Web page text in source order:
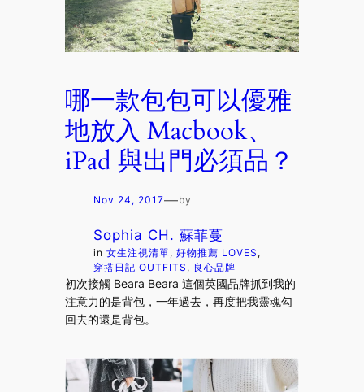
哪一款包包可以優雅
地放入 Macbook、
iPad 與出門必須品？
Nov 24, 2017—by
Sophia CH. 蘇菲蔓
in女生注視清單, 好物推薦 LOVES
穿搭日記 OUTFITS , 良心品牌
初次接觸 Beara Beara 這個英國品牌抓到我的
注意力的是背包，一年過去，再度把我靈魂勾
回去的還是背包。